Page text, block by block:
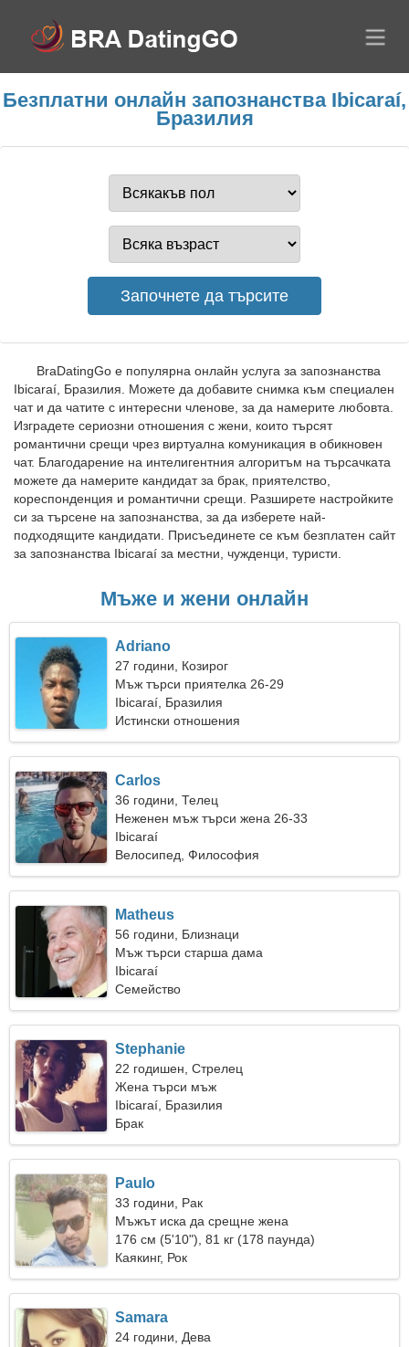
Безплатни онлайн запознанства Ibicaraí,
Бразилия
BraDatingGo е популярна онлайн услуга за запознанства
Ibicaraí, Бразилия. Можете да добавите снимка към специален
чат и да чатите с интересни членове, за да намерите любовта.
Изградете сериозни отношения с жени, които търсят
романтични срещи чрез виртуална комуникация в обикновен
чат. Благодарение на интелигентния алгоритъм на търсачката
можете да намерите кандидат за брак, приятелство,
кореспонденция и романтични срещи. Разширете настройките
си за търсене на запознанства, за да изберете най-
подходящите кандидати. Присъединете се към безплатен сайт
за запознанства Ibicaraí за местни, чужденци, туристи.
Мъже и жени онлайн
Adriano
27 години, Козирог
Мъж търси приятелка 26-29
Ibicaraí, Бразилия
Истински отношения
Carlos
36 години, Телец
Неженен мъж търси жена 26-33
Ibicaraí
Велосипед, Философия
Matheus
56 години, Близнаци
Мъж търси старша дама
Ibicaraí
Семейство
Stephanie
22 годишен, Стрелец
Жена търси мъж
Ibicaraí, Бразилия
Брак
Paulo
33 години, Рак
Мъжът иска да срещне жена
176 см (5'10"), 81 кг (178 паунда)
Каякинг, Рок
Samara
24 години, Дева